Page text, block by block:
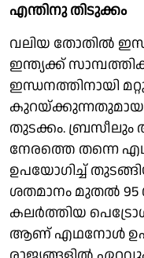
എന്തിനു തിടുക്കം
വലിയ തോതിൽ
ഇന്ത്യക്ക്
ഇന്ധനത്തിനായി
കുറയ്ക്കുന്നതുമായ
തുടക്കം.
നേരത്തെ തന്നെ
ഉപയോഗിച്ച്
ശതമാനം മുതൽ
കലർത്തിയ
ആണ് എഥനോൾ